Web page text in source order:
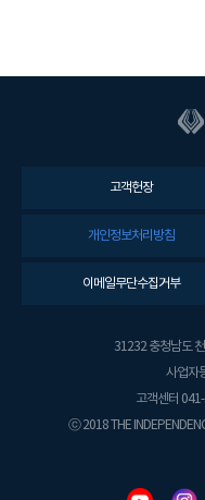
고객헌장
개인정보처리방침
이메일무단수집거부
31232 충청남도
사업자
고객센터
ⓒ 2018 THE